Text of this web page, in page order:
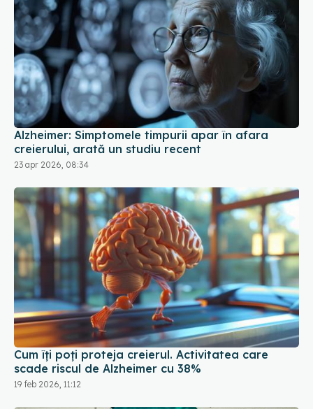
Alzheimer: Simptomele timpurii apar în afara
creierului, arată un studiu recent
23 apr 2026, 08:34
Cum îți poți proteja creierul. Activitatea care
scade riscul de Alzheimer cu 38%
19 feb 2026, 11:12